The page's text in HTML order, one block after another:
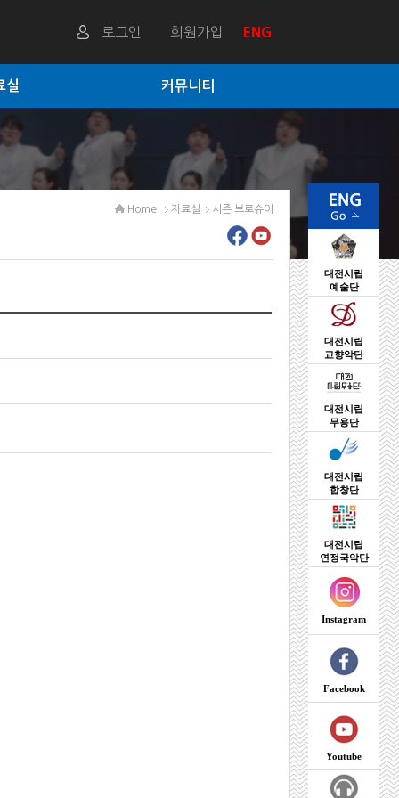
로그인 회원가입 ENG
대전시립
예술단
대전시립
교향악단
대전시립
무용단
대전시립
합창단
대전시립
연정국악단
Instagram
Facebook
Youtube
실 커뮤니티
Home 자료실 시즌 브로슈어